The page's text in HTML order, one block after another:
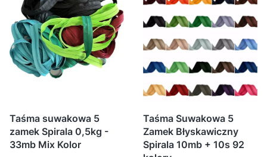
Taśma suwakowa 5
zamek Spirala 0,5kg -
33mb Mix Kolor
Taśma Suwakowa 5
Zamek Błyskawiczny
Spirala 10mb + 10s 92